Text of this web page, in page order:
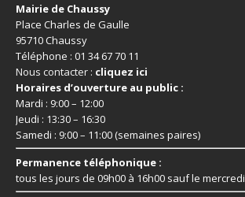
Mairie de Chaussy
Place Charles de Gaulle
95710 Chaussy
Téléphone : 01 34 67 70 11
Nous contacter : cliquez ici
Horaires d’ouverture au public :
Mardi : 9:00 – 12:00
Jeudi : 13:30 – 16:30
Samedi : 9:00 – 11:00 (semaines paires)
Permanence téléphonique :
tous les jours de 09h00 à 16h00 sauf le mercredi